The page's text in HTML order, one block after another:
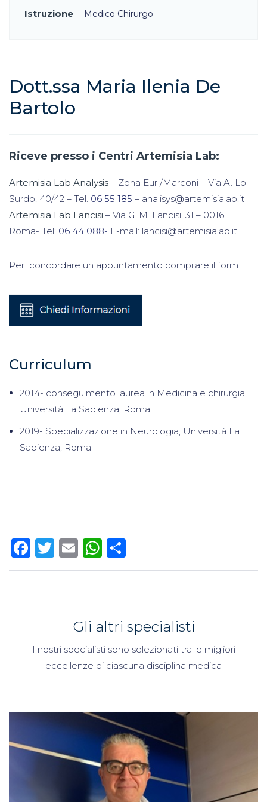
Istruzione Medico Chirurgo
Dott.ssa Maria Ilenia De
Bartolo
Riceve presso i Centri Artemisia Lab:
Artemisia Lab Analysis – Zona Eur /Marconi – Via A. Lo
Surdo, 40/42 – Tel. 06 55 185 – analisys@artemisialab.it
Artemisia Lab Lancisi – Via G. M. Lancisi, 31 – 00161
Roma- Tel: 06 44 088- E-mail: lancisi@artemisialab.it
Per concordare un appuntamento compilare il form
Curriculum
2014- conseguimento laurea in Medicina e chirurgia,
Università La Sapienza, Roma
2019- Specializzazione in Neurologia, Università La
Sapienza, Roma
Facebook
Twitter
EmailWhatsApp
Gli altri specialisti
I nostri specialisti sono selezionati tra le migliori
eccellenze di ciascuna disciplina medica